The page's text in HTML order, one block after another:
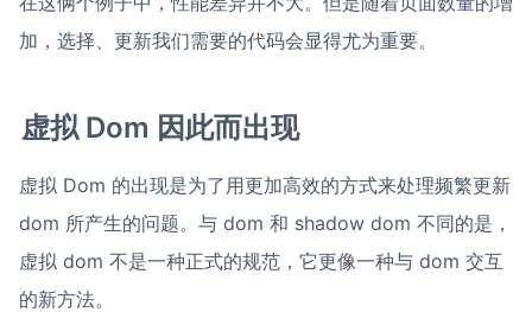
加，选择、更新我们需要的代码会显得尤为重要。
虚拟 Dom 因此而出现
虚拟 Dom 的出现是为了用更加高效的方式来处理频繁更新
dom 所产生的问题。与 dom 和 shadow dom 不同的是，
虚拟 dom 不是一种正式的规范，它更像一种与 dom 交互
的新方法。